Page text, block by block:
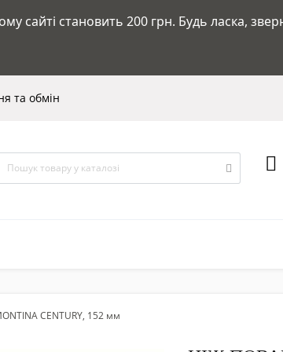
сайті становить 200 грн. Будь ласка,
та обмін
CENTURY, 152 мм